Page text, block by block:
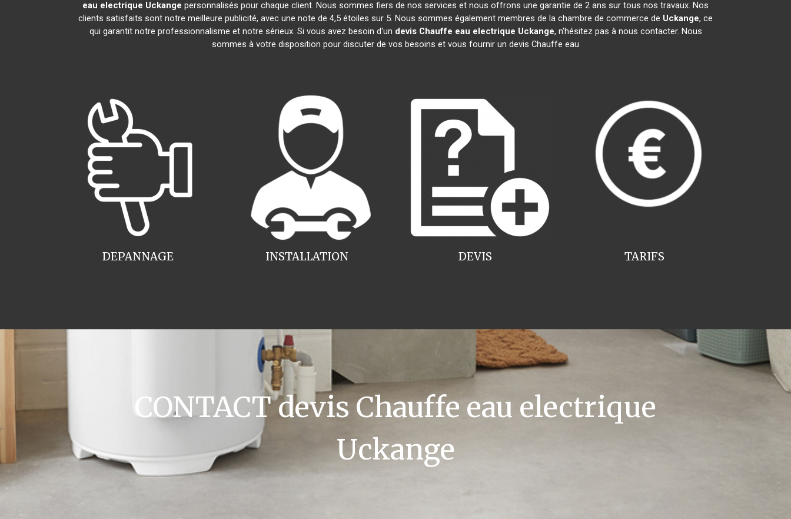
eau electrique Uckange personnalisés pour chaque client. Nous sommes fiers de nos services et nous offrons une garantie de 2 ans sur tous nos travaux. Nos
clients satisfaits sont notre meilleure publicité, avec une note de 4,5 étoiles sur 5. Nous sommes également membres de la chambre de commerce de Uckange, ce
qui garantit notre professionnalisme et notre sérieux. Si vous avez besoin d'un devis Chauffe eau electrique Uckange, n'hésitez pas à nous contacter. Nous
sommes à votre disposition pour discuter de vos besoins et vous fournir un devis Chauffe eau
INSTALLATION
DEPANNAGE TARIFS
DEVIS
CONTACT devis Chauffe eau electrique
Uckange